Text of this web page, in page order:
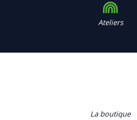
Ateliers
La boutique